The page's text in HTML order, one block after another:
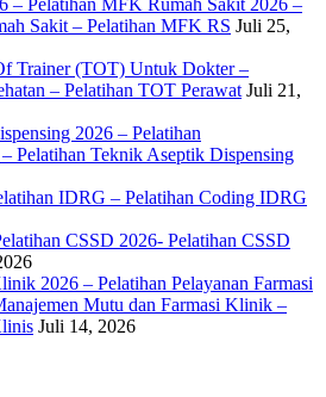
Sakit – Pelatihan MFK RS Juli 25,
Trainer (TOT) Untuk Dokter –
– Pelatihan TOT Perawat Juli 21,
2026 – Pelatihan
Pelatihan Teknik Aseptik Dispensing
IDRG – Pelatihan Coding IDRG
CSSD 2026- Pelatihan CSSD
2026 – Pelatihan Pelayanan Farmasi
Mutu dan Farmasi Klinik –
Juli 14, 2026